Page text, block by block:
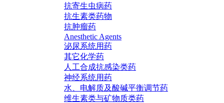
抗寄生虫病药
抗生素类药物
抗肿瘤药
Anesthetic Agents
泌尿系统用药
其它化学药
人工合成抗感染类药
神经系统用药
水、电解质及酸碱平衡调节药
维生素类与矿物质类药